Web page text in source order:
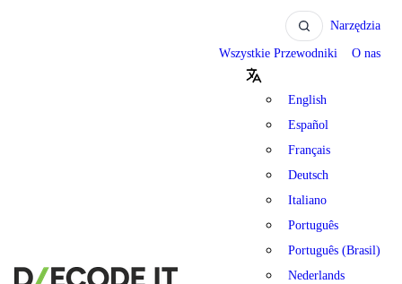
Narzędzia
Wszystkie Przewodniki O nas
English
Español
Français
Deutsch
Italiano
Português
Português (Brasil)
Nederlands